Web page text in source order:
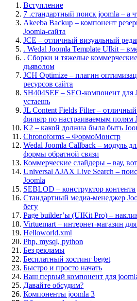
Вступление
7 .стандартный поиск joomla – а
Akeeba Backup – компонент
Joomla-сайта
JCE – отличный визуальный
. Wedal Joomla Template UIkit –
. Сборки и тяжелые
дьяволом
JCH Optimize – плагин
ресурсов сайта
SH404SEF – SEO-компонент для
устаешь
JL Content Fields Filter –
фильтр по настраиваемым полям
K2 – какой должна была быть
Chronoforms – ФормоМонстр
Wedal Joomla Callback – модуль
формы обратной связи
Коммерческие слайдеры – вау,
Universal AJAX Live Search –
Joomla
SEBLOD – конструктор контента
Стандартный медиа-менеджер
бегу
Page builder’ы (UIKit Pro) –
Virtuemart – интернет-магазин
Helloworld.xml
Php, mysql, python
Без рекламы
Бесплатный хостинг beget
Быстро и просто начать
Ваш первый компонент для
Давайте обсудим?
Компоненты joomla 3